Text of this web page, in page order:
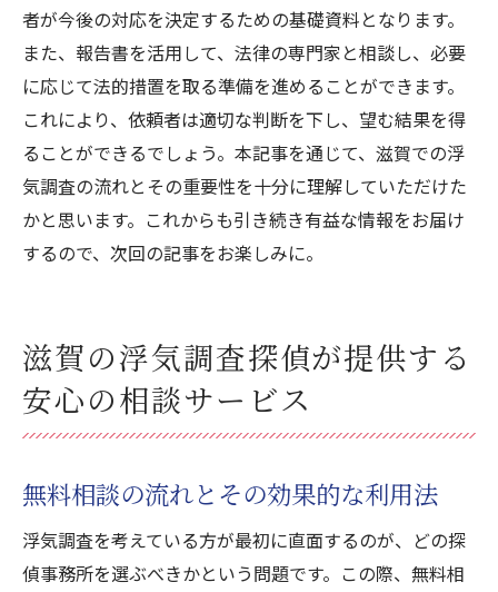
者が今後の対応を決定するための基礎資料となります。
また、報告書を活用して、法律の専門家と相談し、必要
に応じて法的措置を取る準備を進めることができます。
これにより、依頼者は適切な判断を下し、望む結果を得
ることができるでしょう。本記事を通じて、滋賀での浮
気調査の流れとその重要性を十分に理解していただけた
かと思います。これからも引き続き有益な情報をお届け
するので、次回の記事をお楽しみに。
滋賀の浮気調査探偵が提供する
安心の相談サービス
無料相談の流れとその効果的な利用法
浮気調査を考えている方が最初に直面するのが、どの探
偵事務所を選ぶべきかという問題です。この際、無料相